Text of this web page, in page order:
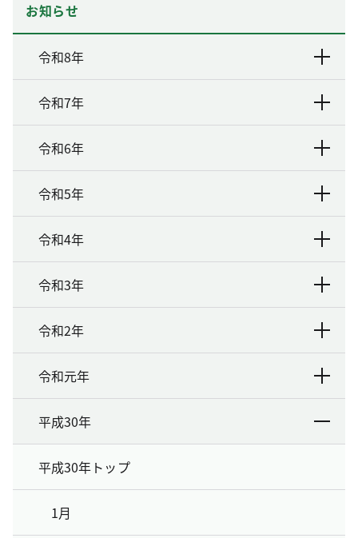
お知らせ
令和8年
令和7年
令和6年
令和5年
令和4年
令和3年
令和2年
令和元年
平成30年
平成30年トップ
1月